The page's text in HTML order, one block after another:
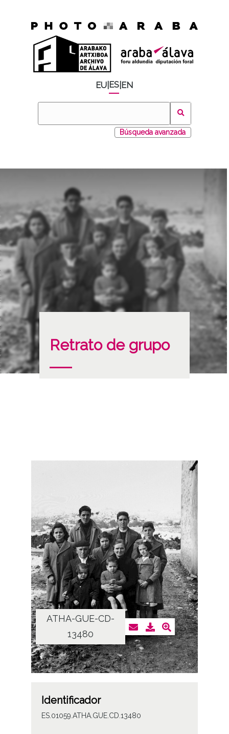
EU ES EN
Búsqueda avanzada
Retrato de grupo
ATHA-GUE-CD-
13480
Identificador
ES.01059.ATHA.GUE.CD.13480